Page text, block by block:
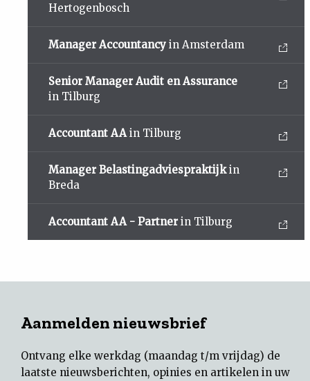
Hertogenbosch
Manager Accountancy in Amsterdam
Senior Manager Audit en Assurance
in Tilburg
Accountant AAin Tilburg
Manager Belastingadviespraktijkin
Breda
Accountant AA - Partner in Tilburg
Aanmelden nieuwsbrief
Ontvang elke werkdag (maandag t/m vrijdag) de
laatste nieuwsberichten, opinies en artikelen in uw